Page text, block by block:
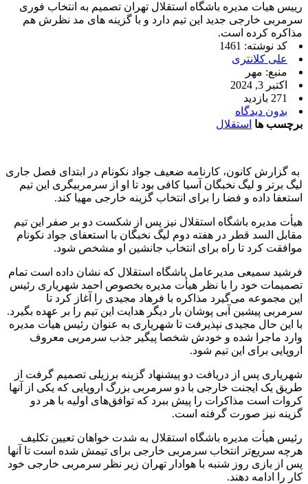
رییس هیات مدیره باشگاه استقلال تهران تصمیم به انتخاب فوری
سرمربی خارجی جدید این تیم دارد و با گزینه های مد نظرش هم
مذاکره کرده است.
کد نوشته: 1461
علی کلانتری
منبع: مهر
اکتبر 3, 2024
271 بازدید
بدون دیدگاه
برچسب ها استقلال
به گزارش کانون، کارنامه ضعیف جواد نکونام در ابتدای فصل جاری
لیگ برتر و لیگ نخبگان آسیا کافی بود تا او از سرمربیگری این تیم
استعفا داده و فضا را برای انتخاب گزینه خارجی مهیا کند.
هیأت مدیره باشگاه استقلال نیز پس از شکست دو بر صفر این تیم
مقابل السد قطر در هفته دوم لیگ نخبگان با استعفای جواد نکونام
موافقت کرد تا راه برای انتخاب جانشین او مشخص شود.
فرشید سمیعی مدیرعامل باشگاه استقلال که نشان داده است تمام
تصمیمات خود را با نظر هیأت مدیره بخصوص احمد شهریاری رئیس
این مجموعه می‌گیرد مذاکره با فرهاد مجیدی را آغاز کرد تا
سرمربی پیشین آبی پوشان بار دیگر هدایت این تیم را بر عهده بگیرد.
با این حال مجیدی نپذیرفت تا شهریاری به عنوان رئیس هیأت مدیره
وارد ماجرا شده و خودش شخصا پیگیر جذب سرمربی معروف
اروپایی برای این تیم شود.
شهریاری پس از دریافت دو پیشنهاد گزینه برزیلی تصمیم گرفت از
طریق یک ایجنت خارجی با دو سرمربی بزرگ اروپایی که یکی از آنها
کروات است مذاکرات را پیش ببرد که توافق‌های اولیه با هر دو
گزینه نیز صورت گرفته است.
رئیس هیأت مدیره باشگاه استقلال به شدت خواهان تعیین تکلیف
هرچه سریع‌تر انتخاب سرمربی خارجی برای تیمش شده است تا آنها
پس از بازی روز شنبه با هوادار تهران زیر نظر سرمربی خارجی خود
کار را ادامه دهند.